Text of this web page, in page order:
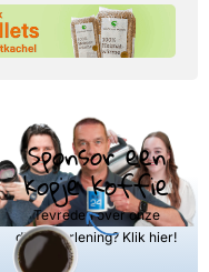
Sponsor een
kopje koffie
Tevreden over onze
dienstverlening? Klik hier!